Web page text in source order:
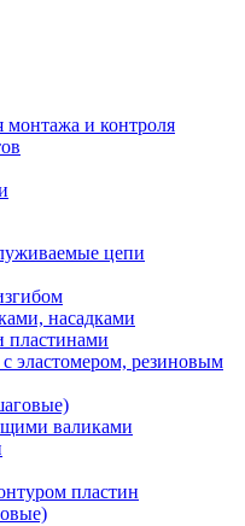
и контроля
цепи
насадками
пластинами
эластомером, резиновым
валиками
пластин